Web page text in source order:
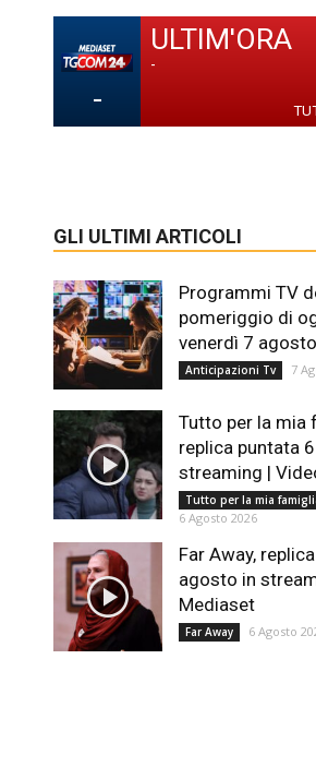
-
ULTIM'ORA
-
GLI ULTIMI ARTICOLI
Programmi TV
pomeriggio di
venerdì 7
Anticipazioni Tv 7
Tutto per la mia
replica puntata
streaming |
Tutto per la mia
6 Agosto 2026
Far Away,
agosto in
Mediaset
Far Away 6 Agosto